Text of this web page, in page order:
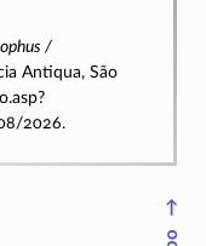
/
Antiqua, São
2026.
↑